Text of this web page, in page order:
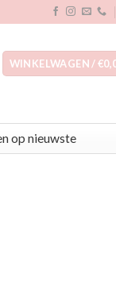
WINKELWAGEN /€